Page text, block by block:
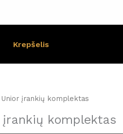
Krepšelis
įrankių komplektas
įrankių komplektas